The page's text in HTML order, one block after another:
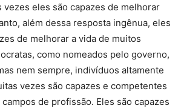
vezes eles são capazes de melhorar
além dessa resposta ingênua, eles
de melhorar a vida de muitos
como nomeados pelo governo,
nem sempre, indivíduos altamente
vezes são capazes e competentes
de profissão. Eles são capazes